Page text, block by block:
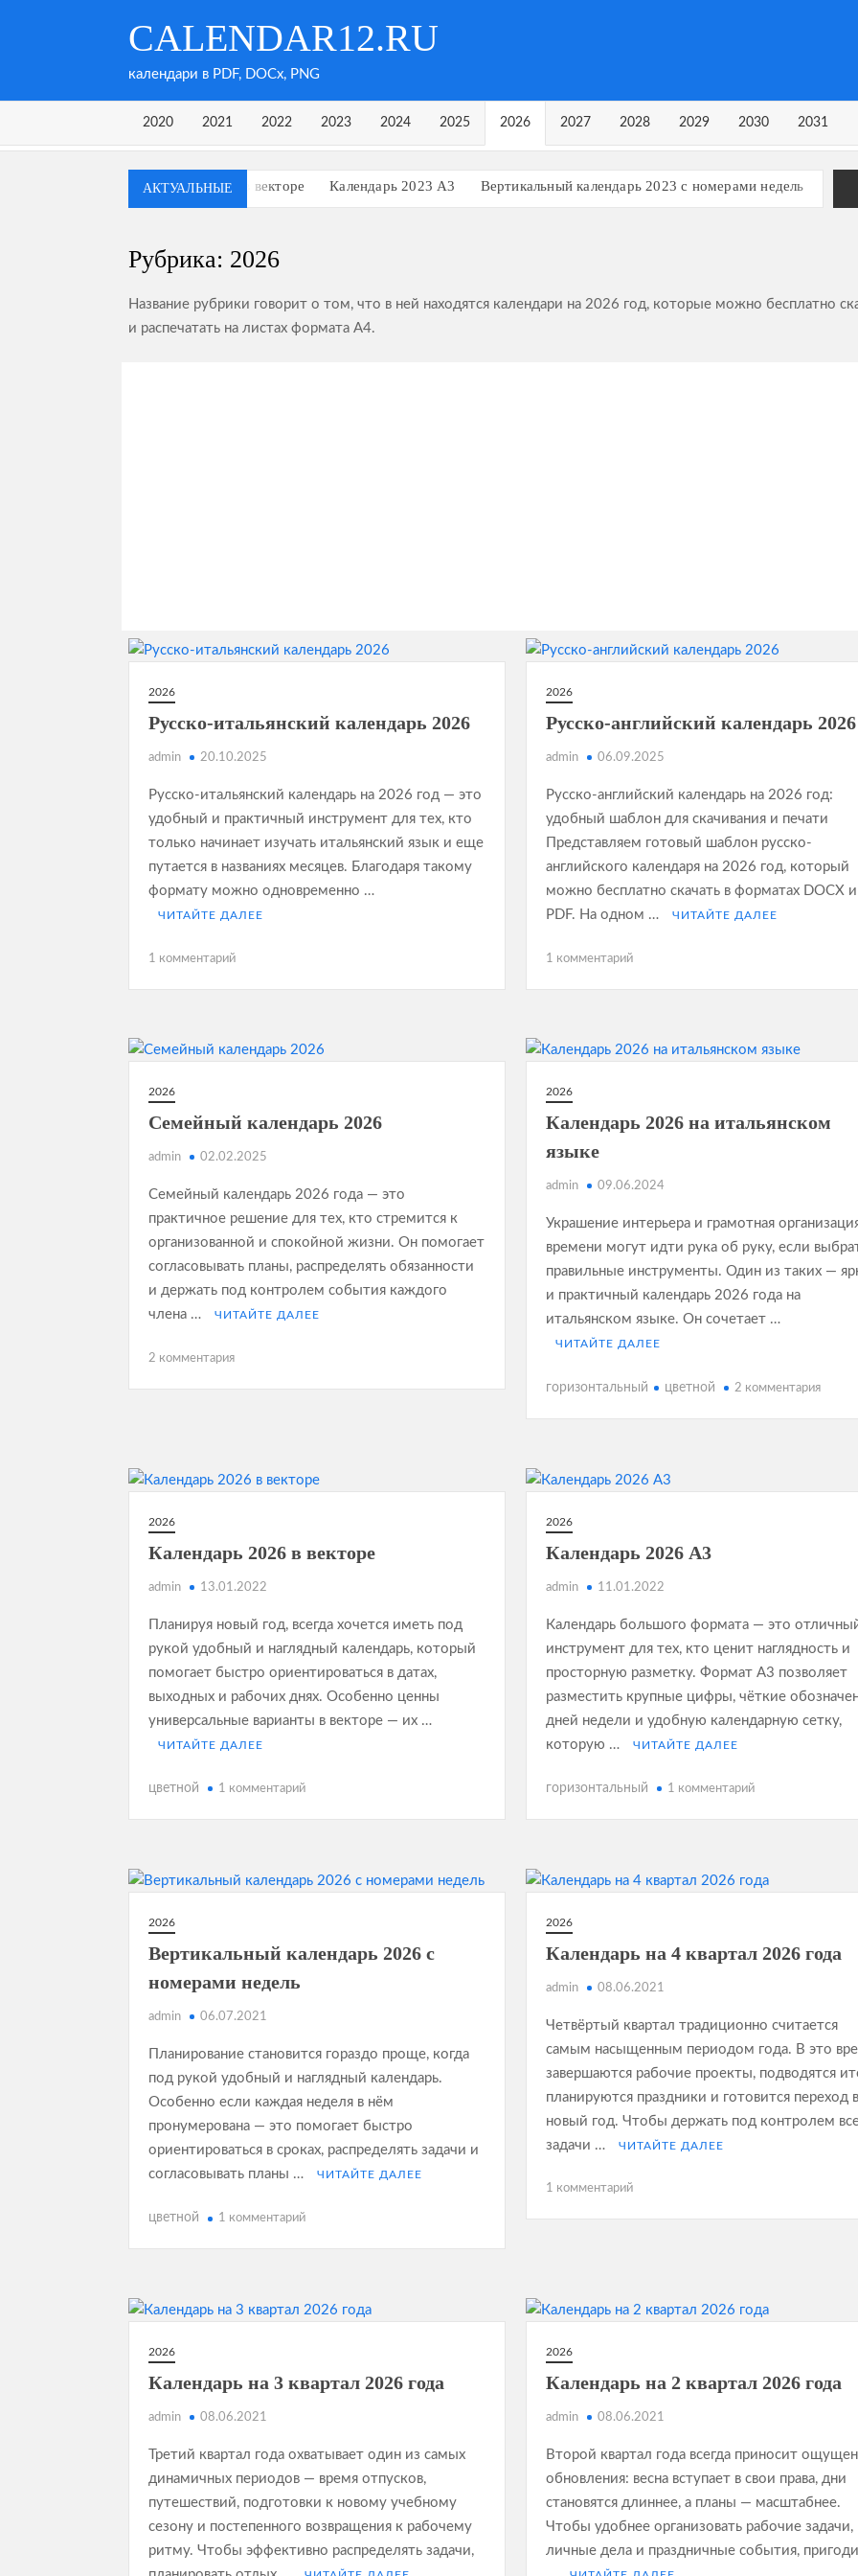
CALENDAR12.RU
календари в PDF, DOCx, PNG
2020 2021 2022 2023 2024 2025 2026 2027 2028 2029 2030 2031
АКТУАЛЬНЫЕ
Календарь 2023 в векторе Календарь 2023 А3
Вертикальный календарь 2023 с номерами недель
Календарь на декабрь 2022 и январь, февраль, март 2023
Календарь на декабрь 2023 и январь, февраль, март 2024
Рубрика: 2026
Название рубрики говорит о том, что в ней находятся календари на 2026 год, которые можно бесплатно
и распечатать на листах формата А4.
2026
Русско-итальянский календарь 2026
admin 20.10.2025
Русско-итальянский календарь на 2026 год — это
удобный и практичный инструмент для тех, кто
только начинает изучать итальянский язык и еще
путается в названиях месяцев. Благодаря такому
формату можно одновременно …
ЧИТАЙТЕ ДАЛЕЕ
1 комментарийк
календарь
2026
2026
Русско-английский календарь 2026
admin 06.09.2025
Русско-английский календарь на 2026 год:
удобный шаблон для скачивания и печати
Представляем готовый шаблон русско-
английского календаря на 2026 год, который
можно бесплатно скачать в форматах DOCX и
PDF. На одном …
ЧИТАЙТЕ ДАЛЕЕ
1 комментарийк
календарь
2026
2026
Семейный календарь 2026
admin 02.02.2025
Семейный календарь 2026 года — это
практичное решение для тех, кто стремится к
организованной и спокойной жизни. Он помогает
согласовывать планы, распределять обязанности
и держать под контролем события каждого
члена …
ЧИТАЙТЕ ДАЛЕЕ
2 комментарияк
2026
Календарь 2026 на итальянском
языке
admin 09.06.2024
Украшение интерьера и грамотная
времени могут идти рука об руку, если
правильные инструменты. Один из таких —
и практичный календарь 2026 года на
итальянском языке. Он сочетает …
ЧИТАЙТЕ ДАЛЕЕ
горизонтальный цветной 2 комментарияк
2026
Календарь 2026 в векторе
admin 13.01.2022
Планируя новый год, всегда хочется иметь под
рукой удобный и наглядный календарь, который
помогает быстро ориентироваться в датах,
выходных и рабочих днях. Особенно ценны
универсальные варианты в векторе — их …
ЧИТАЙТЕ ДАЛЕЕ
цветной 1 комментарийк
векторе
2026
Календарь 2026 А3
admin 11.01.2022
Календарь большого формата — это
инструмент для тех, кто ценит наглядность и
просторную разметку. Формат A3 позволяет
разместить крупные цифры, чёткие
дней недели и удобную календарную сетку,
которую …
ЧИТАЙТЕ ДАЛЕЕ
горизонтальный 1 комментарийк
2026
Вертикальный календарь 2026 с
номерами недель
admin 06.07.2021
Планирование становится гораздо проще, когда
под рукой удобный и наглядный календарь.
Особенно если каждая неделя в нём
пронумерована — это помогает быстро
ориентироваться в сроках, распределять задачи и
согласовывать планы …
ЧИТАЙТЕ ДАЛЕЕ
цветной 1 комментарийк
с
2026
Календарь на 4 квартал 2026 года
admin 08.06.2021
Четвёртый квартал традиционно считается
самым насыщенным периодом года. В это
завершаются рабочие проекты, подводятся
планируются праздники и готовится переход в
новый год. Чтобы держать под контролем
задачи …
ЧИТАЙТЕ ДАЛЕЕ
1 комментарийк
2026
2026
Календарь на 3 квартал 2026 года
admin 08.06.2021
Третий квартал года охватывает один из самых
динамичных периодов — время отпусков,
путешествий, подготовки к новому учебному
сезону и постепенного возвращения к рабочему
ритму. Чтобы эффективно распределять задачи,
2026
Календарь на 2 квартал 2026 года
admin 08.06.2021
Второй квартал года всегда приносит
обновления: весна вступает в свои права, дни
становятся длиннее, а планы — масштабнее.
Чтобы удобнее организовать рабочие задачи,
личные дела и праздничные события,